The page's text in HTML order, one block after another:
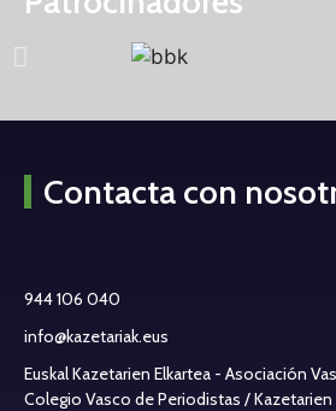
Contacta con
944 106 040
info@kazetariak.eus
Euskal Kazetarien Elkartea - Asociación
Colegio Vasco de Periodistas / Kazetarien